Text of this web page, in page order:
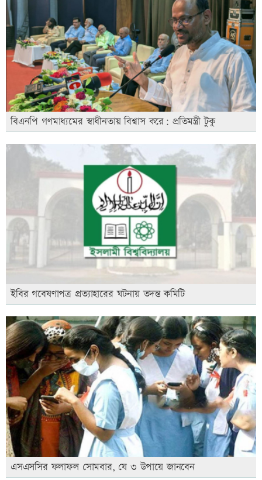
বিএনপি গণমাধ্যমের স্বাধীনতায় বিশ্বাস করে: প্রতিমন্ত্রী টুকু
ইবির গবেষণাপত্র প্রত্যাহারের ঘটনায় তদন্ত কমিটি
এসএসসির ফলাফল সোমবার, যে ৩ উপায়ে জানবেন